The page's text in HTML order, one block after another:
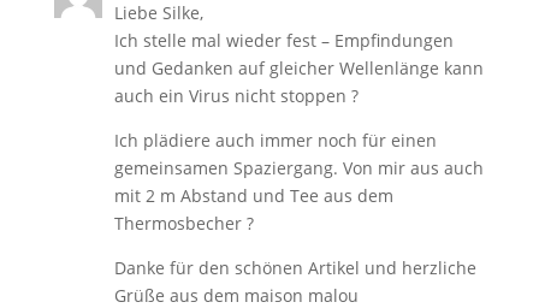
Liebe Silke,
Ich stelle mal wieder fest – Empfindungen
und Gedanken auf gleicher Wellenlänge kann
auch ein Virus nicht stoppen ?
Ich plädiere auch immer noch für einen
gemeinsamen Spaziergang. Von mir aus auch
mit 2 m Abstand und Tee aus dem
Thermosbecher ?
Danke für den schönen Artikel und herzliche
Grüße aus dem maison malou